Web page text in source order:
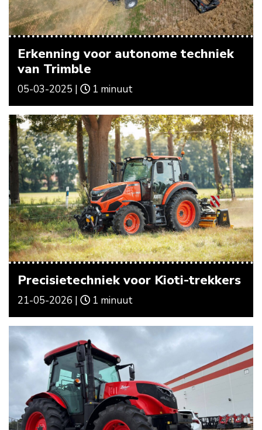
Erkenning voor autonome techniek
van Trimble
05-03-2025 | 1 minuut
Precisietechniek voor Kioti-trekkers
21-05-2026 | 1 minuut